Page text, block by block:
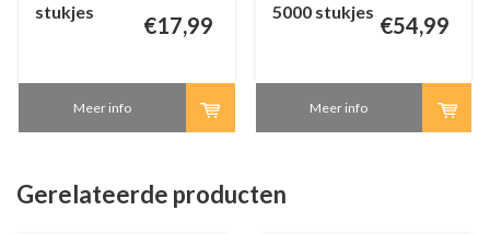
stukjes
€17,99
Meer info
5000 stukjes
€54,99
Meer info
Gerelateerde producten